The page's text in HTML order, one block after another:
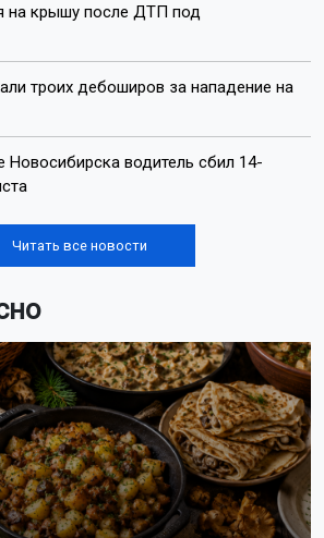
на крышу после ДТП под
троих дебоширов за нападение на
Новосибирска водитель сбил 14-
Читать все новости